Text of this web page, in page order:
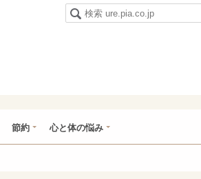
節約 心と体の悩み